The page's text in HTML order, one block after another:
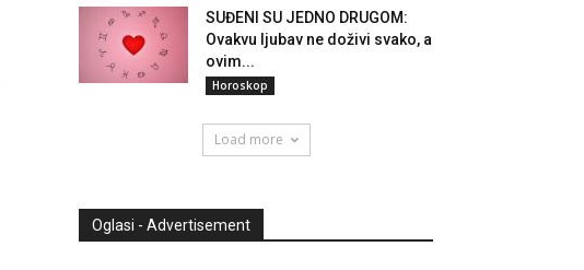
SUĐENI SU JEDNO DRUGOM:
Ovakvu ljubav ne doživi svako, a
ovim...
Horoskop
Load more
Oglasi - Advertisement